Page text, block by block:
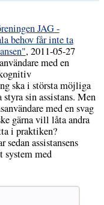
JAG -
behov får inte ta
, 2011-05-27
med en
ska i största möjliga
sin assistans. Men
med en svag
gärna vill låta andra
i praktiken?
sedan assistansens
system med